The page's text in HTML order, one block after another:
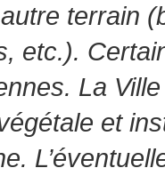
terrain
etc.).
La
et